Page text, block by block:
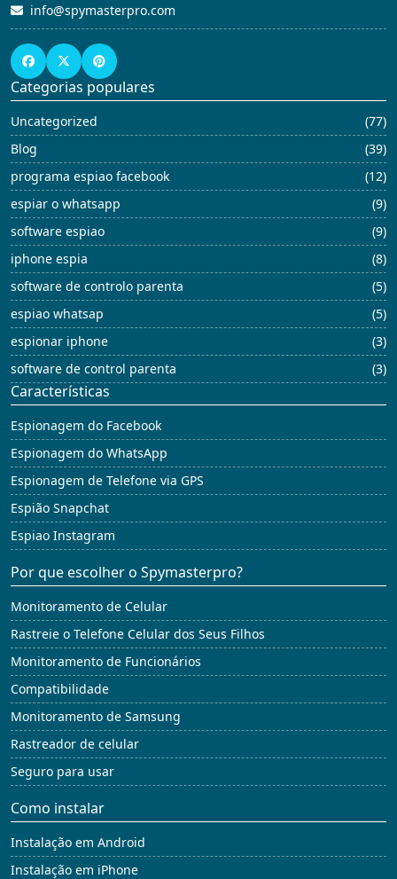
info@spymasterpro.com
Categorias populares
Uncategorized
(77)
Blog
(39)
programa espiao facebook
(12)
espiar o whatsapp
(9)
software espiao
(9)
iphone espia
(8)
software de controlo parenta
(5)
espiao whatsap
(5)
espionar iphone
(3)
software de control parenta
(3)
Características
Espionagem do Facebook
Espionagem do WhatsApp
Espionagem de Telefone via GPS
Espião Snapchat
Espiao Instagram
Por que escolher o Spymasterpro?
Monitoramento de Celular
Rastreie o Telefone Celular dos Seus Filhos
Monitoramento de Funcionários
Compatibilidade
Monitoramento de Samsung
Rastreador de celular
Seguro para usar
Como instalar
Instalação em Android
Instalação em iPhone